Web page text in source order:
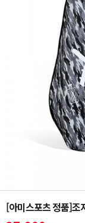
[아미스포츠 정품]조